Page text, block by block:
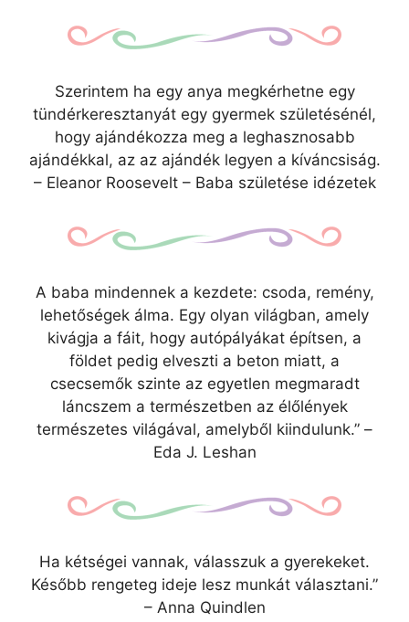
Szerintem ha egy anya megkérhetne egy
tündérkeresztanyát egy gyermek születésénél,
hogy ajándékozza meg a leghasznosabb
ajándékkal, az az ajándék legyen a kíváncsiság.
– Eleanor Roosevelt – Baba születése idézetek
A baba mindennek a kezdete: csoda, remény,
lehetőségek álma. Egy olyan világban, amely
kivágja a fáit, hogy autópályákat építsen, a
földet pedig elveszti a beton miatt, a
csecsemők szinte az egyetlen megmaradt
láncszem a természetben az élőlények
természetes világával, amelyből kiindulunk.” –
Eda J. Leshan
Ha kétségei vannak, válasszuk a gyerekeket.
Később rengeteg ideje lesz munkát választani.”
– Anna Quindlen